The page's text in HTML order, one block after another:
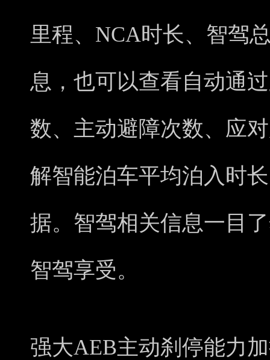
里程、NCA时长、智驾
息，也可以查看自动通
数、主动避障次数、应
解智能泊车平均泊入时
据。智驾相关信息一目
智驾享受。
强大AEB主动刹停能力